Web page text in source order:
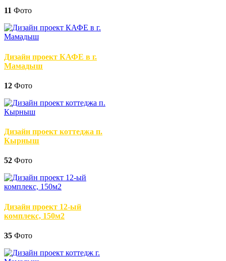
11 Фото
Дизайн проект КАФЕ в г.
Мамадыш
12 Фото
Дизайн проект коттеджа п.
Кырныш
52 Фото
Дизайн проект 12-ый
комплекс, 150м2
35 Фото